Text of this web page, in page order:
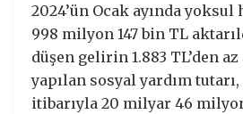
2024’ün Ocak ayında
998 milyon 147 bin TL
düşen gelirin 1.883 TL’den
yapılan sosyal yardım tutarı,
itibarıyla 20 milyar 46